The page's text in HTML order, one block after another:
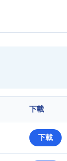
下載
下載